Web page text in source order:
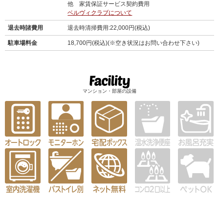
他 家賃保証サービス契約費用
ベルヴィクラブについて
退去時諸費用 退去時清掃費用:22,000円(税込)
駐車場料金 18,700円(税込)(※空き状況はお問い合わせ下さい)
マンション・部屋の設備